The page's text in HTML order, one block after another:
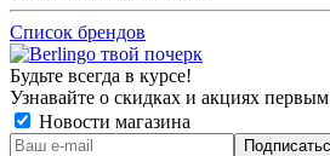
Список брендов
Будьте всегда в курсе!
Узнавайте о скидках и акциях первым
Новости магазина